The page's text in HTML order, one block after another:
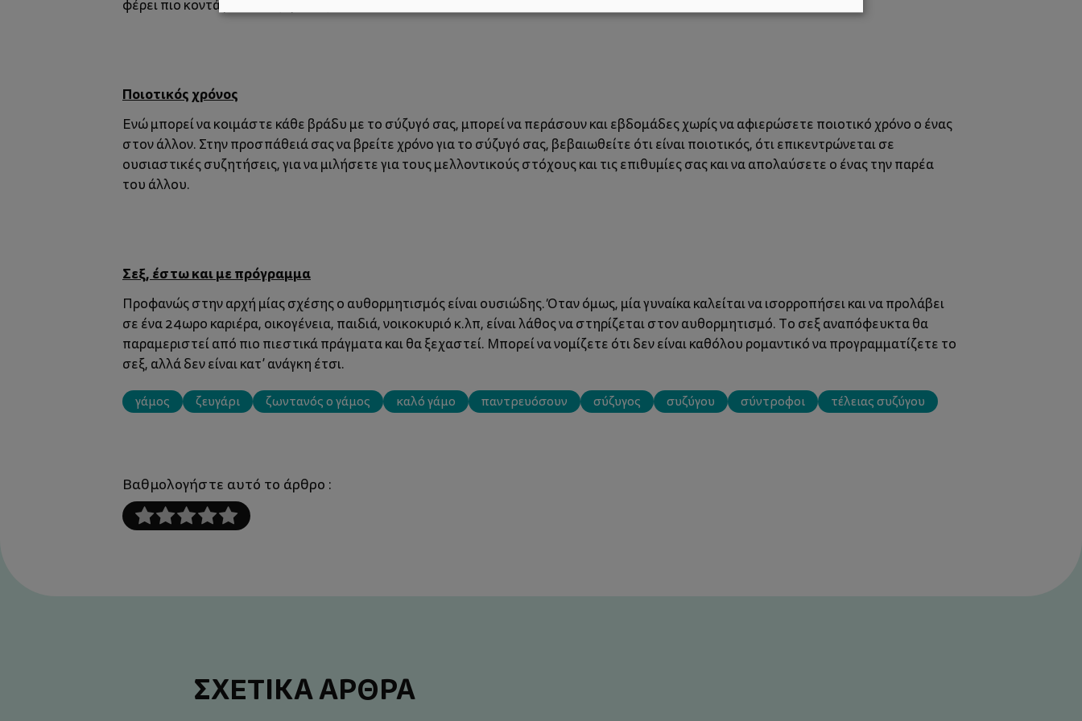
Βαθμολογήστε αυτό το άρθρο :
φέρει πιο κοντά με το σύζυγό σας.
Ποιοτικός χρόνος
Ενώ μπορεί να κοιμάστε κάθε βράδυ με το σύζυγό σας, μπορεί να περάσουν και εβδομάδες χωρίς να αφιερώσετε ποιοτικό χρόνο ο ένας
στον άλλον. Στην προσπάθειά σας να βρείτε χρόνο για το σύζυγό σας, βεβαιωθείτε ότι είναι ποιοτικός, ότι επικεντρώνεται σε
ουσιαστικές συζητήσεις, για να μιλήσετε για τους μελλοντικούς στόχους και τις επιθυμίες σας και να απολαύσετε ο ένας την παρέα
του άλλου.
Σεξ, έστω και με πρόγραμμα
Προφανώς στην αρχή μίας σχέσης ο αυθορμητισμός είναι ουσιώδης. Όταν όμως, μία γυναίκα καλείται να ισορροπήσει και να προλάβει
σε ένα 24ωρο καριέρα, οικογένεια, παιδιά, νοικοκυριό κ.λπ, είναι λάθος να στηρίζεται στον αυθορμητισμό. Το σεξ αναπόφευκτα θα
παραμεριστεί από πιο πιεστικά πράγματα και θα ξεχαστεί. Μπορεί να νομίζετε ότι δεν είναι καθόλου ρομαντικό να προγραμματίζετε το
σεξ, αλλά δεν είναι κατ’ ανάγκη έτσι.
γάμος ζευγάρι ζωντανός ο γάμος καλό γάμο παντρευόσουν σύζυγος συζύγου σύντροφοι τέλειας συζύγου
ΣΧΕΤΙΚΑ ΑΡΘΡΑ